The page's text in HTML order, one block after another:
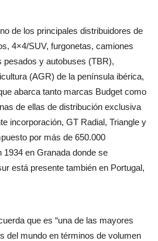
de los principales distribuidores de
4×4/SUV, furgonetas, camiones
pesados y autobuses (TBR),
(AGR) de la península ibérica,
abarca tanto marcas Budget como
de ellas de distribución exclusiva
incorporación, GT Radial, Triangle y
por más de 650.000
1934 en Granada donde se
está presente también en Portugal,
que es “una de las mayores
del mundo en términos de volumen